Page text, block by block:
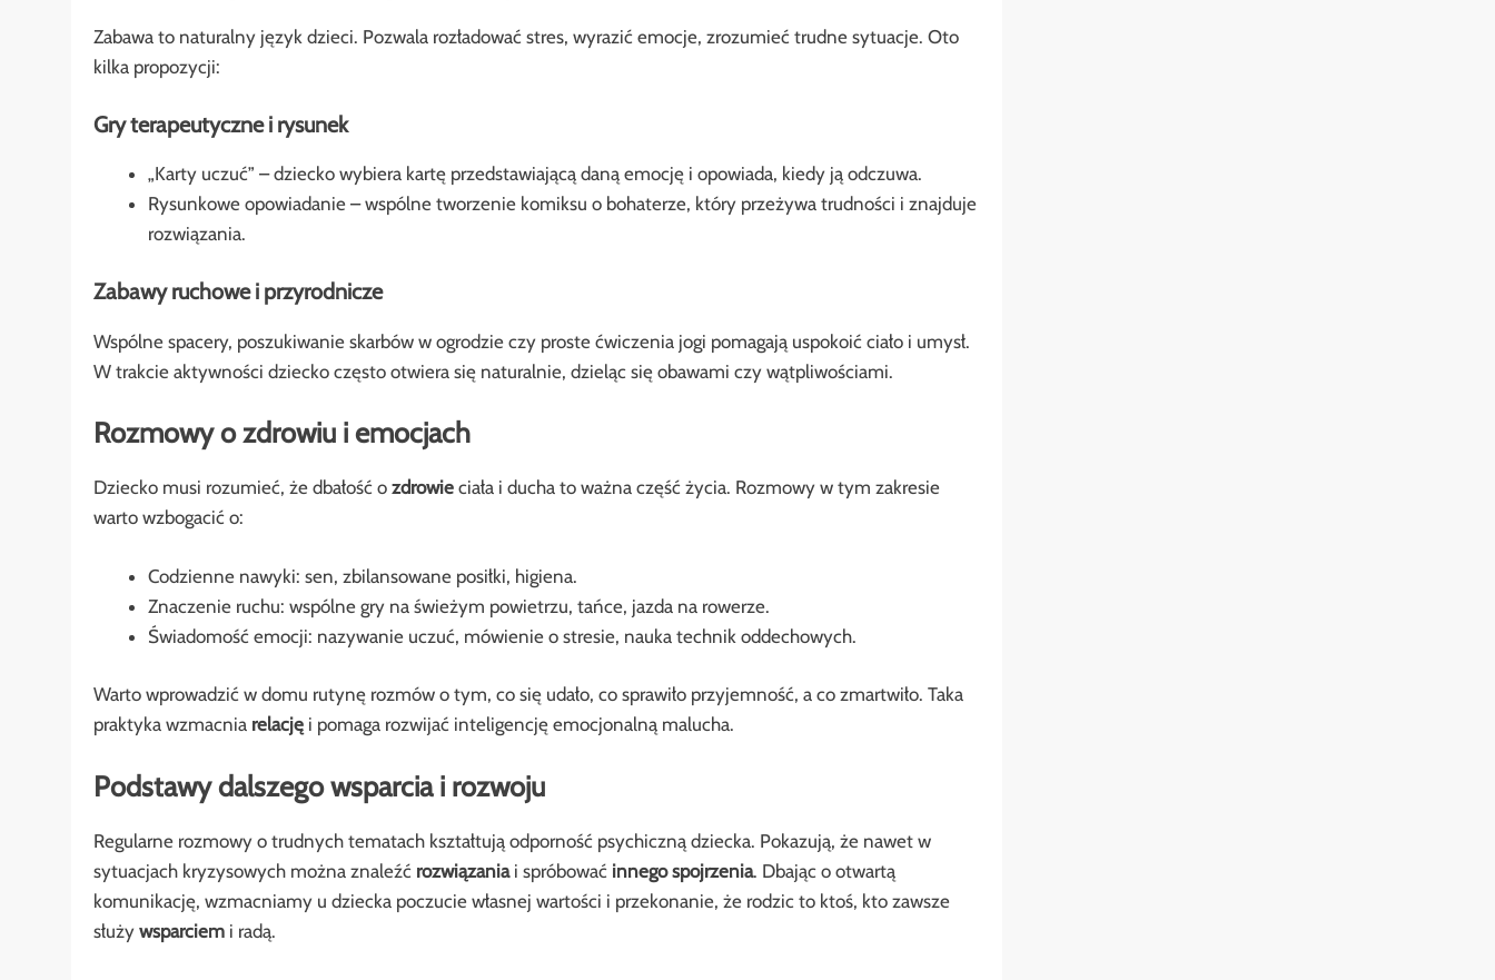
Zabawa to naturalny język dzieci. Pozwala rozładować stres, wyrazić emocje, zrozumieć trudne sytuacje. Oto
kilka propozycji:
Gry terapeutyczne i rysunek
„Karty uczuć” – dziecko wybiera kartę przedstawiającą daną emocję i opowiada, kiedy ją odczuwa.
Rysunkowe opowiadanie – wspólne tworzenie komiksu o bohaterze, który przeżywa trudności i znajduje
rozwiązania.
Zabawy ruchowe i przyrodnicze
Wspólne spacery, poszukiwanie skarbów w ogrodzie czy proste ćwiczenia jogi pomagają uspokoić ciało i umysł.
W trakcie aktywności dziecko często otwiera się naturalnie, dzieląc się obawami czy wątpliwościami.
Rozmowy o zdrowiu i emocjach
Dziecko musi rozumieć, że dbałość o zdrowie ciała i ducha to ważna część życia. Rozmowy w tym zakresie
warto wzbogacić o:
Codzienne nawyki: sen, zbilansowane posiłki, higiena.
Znaczenie ruchu: wspólne gry na świeżym powietrzu, tańce, jazda na rowerze.
Świadomość emocji: nazywanie uczuć, mówienie o stresie, nauka technik oddechowych.
Warto wprowadzić w domu rutynę rozmów o tym, co się udało, co sprawiło przyjemność, a co zmartwiło. Taka
praktyka wzmacnia relację i pomaga rozwijać inteligencję emocjonalną malucha.
Podstawy dalszego wsparcia i rozwoju
Regularne rozmowy o trudnych tematach kształtują odporność psychiczną dziecka. Pokazują, że nawet w
sytuacjach kryzysowych można znaleźć rozwiązaniai spróbować innego spojrzenia. Dbając o otwartą
komunikację, wzmacniamy u dziecka poczucie własnej wartości i przekonanie, że rodzic to ktoś, kto zawsze
służy wsparciem i radą.